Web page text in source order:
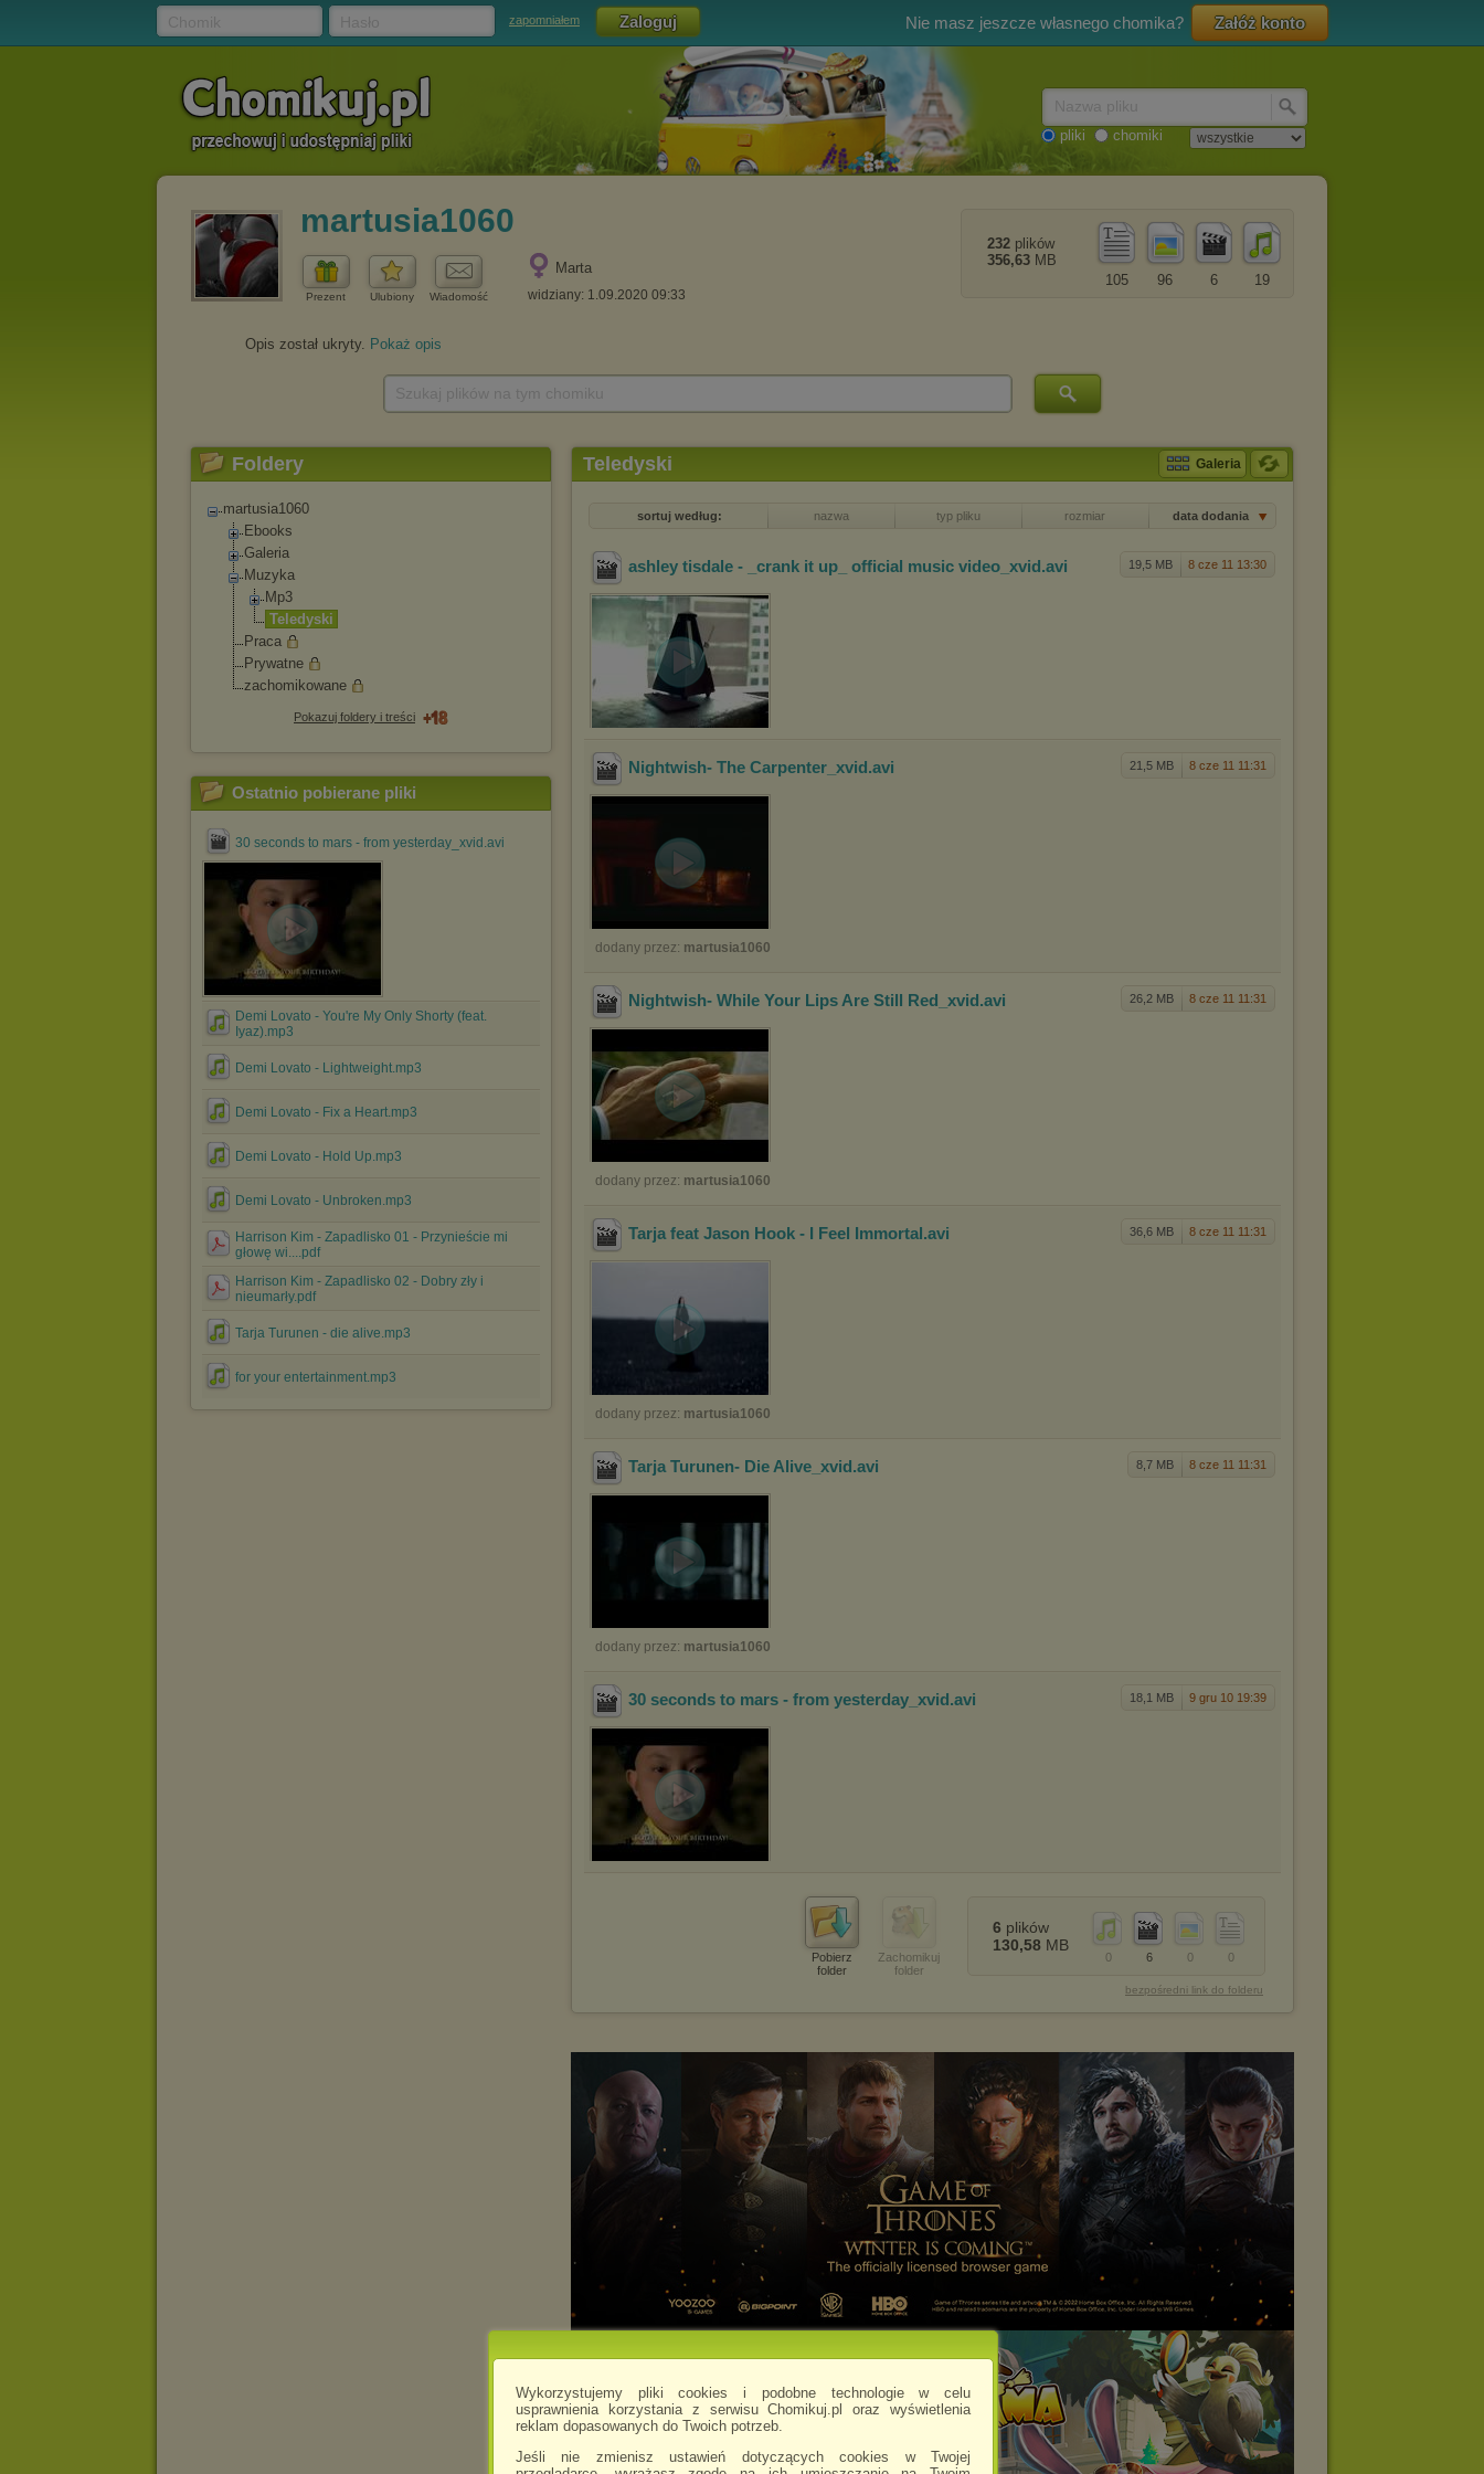
Wykorzystujemy pliki cookies i podobne technologie w celu
usprawnienia korzystania z serwisu Chomikuj.pl oraz wyświetlenia
reklam dopasowanych do Twoich potrzeb.
Jeśli nie zmienisz ustawień dotyczących cookies w Twojej
zapomniałem Nie masz jeszcze własnego chomika? Załóż konto
pliki chomiki
martusia1060
Prezent Ulubiony Wiadomość
Marta
widziany: 1.09.2020 09:33
19
6
96
105
232 plików
356,63 MB
Opis został ukryty. Pokaż opis
Foldery
martusia1060
Ebooks
Galeria
Muzyka
Mp3
Teledyski
Praca
Prywatne
zachomikowane
Pokazuj foldery i treści
Ostatnio pobierane pliki
30 seconds to mars - from yesterday_xvid.avi
Demi Lovato - You're My Only Shorty (feat.
Iyaz).mp3
Demi Lovato - Lightweight.mp3
Demi Lovato - Fix a Heart.mp3
Demi Lovato - Hold Up.mp3
Demi Lovato - Unbroken.mp3
Harrison Kim - Zapadlisko 01 - Przynieście mi
głowę wi....pdf
Harrison Kim - Zapadlisko 02 - Dobry zły i
nieumarły.pdf
Tarja Turunen - die alive.mp3
for your entertainment.mp3
Teledyski Galeria
sortuj według: nazwa typ pliku rozmiar data dodania
19,5 MB 8 cze 11 13:30
ashley tisdale - _crank it up_ official music video_xvid .avi
21,5 MB 8 cze 11 11:31
Nightwish- The Carpenter_xvid .avi
dodany przez: martusia1060
26,2 MB 8 cze 11 11:31
Nightwish- While Your Lips Are Still Red_xvid .avi
dodany przez: martusia1060
36,6 MB 8 cze 11 11:31
Tarja feat Jason Hook - I Feel Immortal .avi
dodany przez: martusia1060
8,7 MB 8 cze 11 11:31
Tarja Turunen- Die Alive_xvid .avi
dodany przez: martusia1060
18,1 MB 9 gru 10 19:39
30 seconds to mars - from yesterday_xvid .avi
Pobierz
folder
Zachomikuj
folder
0
0
6
0
6 plików
130,58 MB
bezpośredni link do folderu